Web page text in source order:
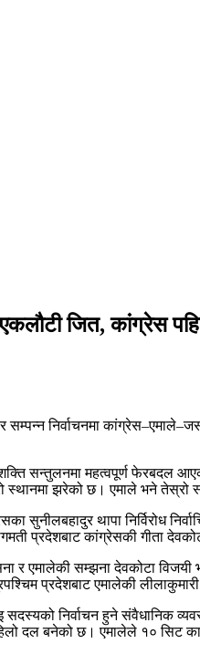
जित, कांग्रेस
सम्पन्न निर्वाचनमा
शक्ति सन्तुलनमा महत्वपूर्ण फेरबदल
स्थानमा झरेको छ। एमाले भने तेस्रो
सुनीलबहादुर थापा निर्विरोध
प्रदेशबाट कांग्रेसकी गीता
र एमालेकी सम्झना देवकोटा
प्रदेशबाट एमालेकी
सदस्यको निर्वाचन हुने संवैधानिक
दल बनेको छ। एमालेले १० सिट